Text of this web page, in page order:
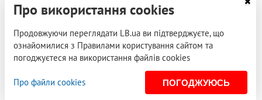
Про використання cookies
Продовжуючи переглядати LB.ua ви підтверджуєте, що
ознайомилися з Правилами користування сайтом та
погоджуєтеся на використання файлів cookies
Про файли cookies ПОГОДЖУЮСЬ